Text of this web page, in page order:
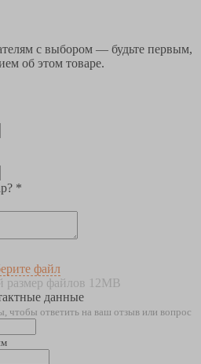
с выбором — будьте первым,
об этом товаре.
*
файл
файлов 12MB
данные
чтобы ответить на ваш отзыв или вопрос